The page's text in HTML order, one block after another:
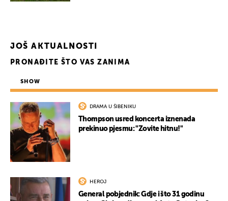
JOŠ AKTUALNOSTI
PRONAĐITE ŠTO VAS ZANIMA
SHOW
DRAMA U ŠIBENIKU
Thompson usred koncerta iznenada
prekinuo pjesmu: "Zovite hitnu!"
HEROJ
General pobjednik: Gdje i što 31 godinu